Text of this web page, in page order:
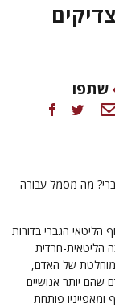
שתפו
מה מסמל עבורה
הליטאי הגברי בדורות
הליטאית-חרדית
מוחלטת של האדם,
שהם יותר אנושיים
פותחת